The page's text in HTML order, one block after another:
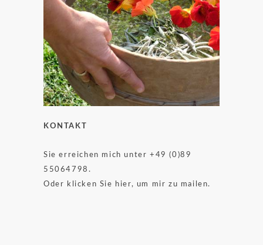
KONTAKT
Sie erreichen mich unter +49 (0)89
55064798.
Oder klicken Sie hier, um mir zu mailen.